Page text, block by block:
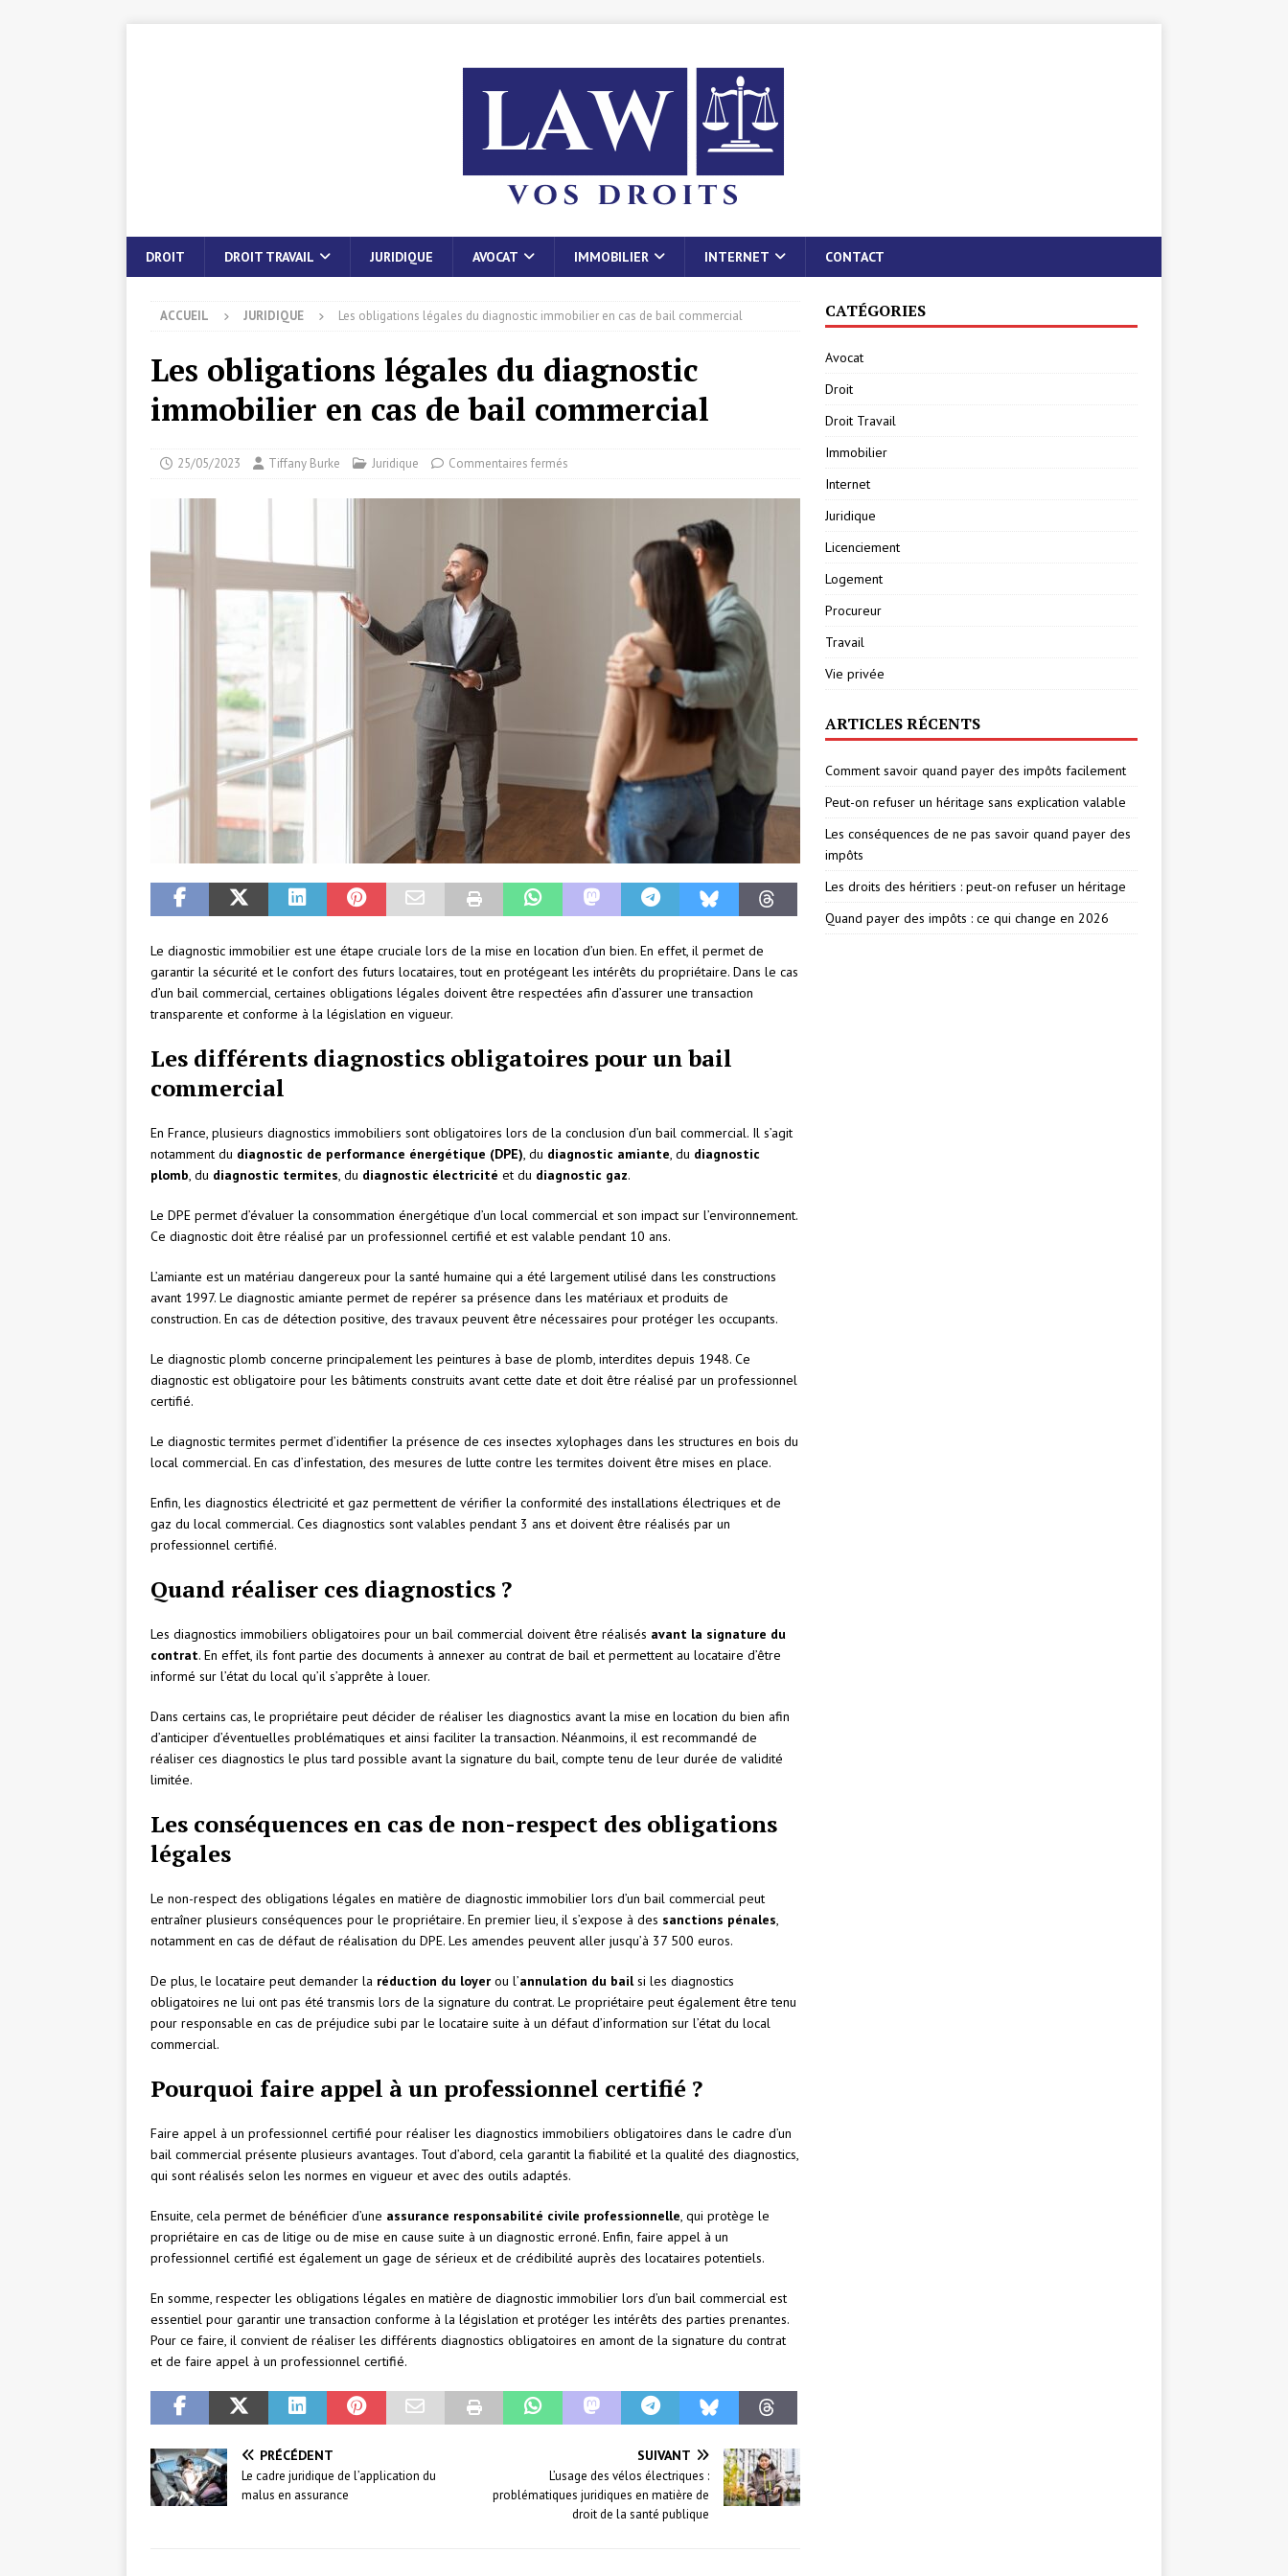
DROIT DROIT TRAVAIL JURIDIQUE AVOCAT IMMOBILIER INTERNET CONTACT
ACCUEIL JURIDIQUE Les obligations légales du diagnostic immobilier en cas de bail commercial
Les obligations légales du diagnostic
immobilier en cas de bail commercial
25/05/2023 Tiffany Burke Juridique Commentaires fermés
Le diagnostic immobilier est une étape cruciale lors de la mise en location d’un bien. En effet, il permet de
garantir la sécurité et le confort des futurs locataires, tout en protégeant les intérêts du propriétaire. Dans le cas
d’un bail commercial, certaines obligations légales doivent être respectées afin d’assurer une transaction
transparente et conforme à la législation en vigueur.
Les différents diagnostics obligatoires pour un bail
commercial
En France, plusieurs diagnostics immobiliers sont obligatoires lors de la conclusion d’un bail commercial. Il s’agit
notamment du diagnostic de performance énergétique (DPE), du diagnostic amiante, du diagnostic
plomb, du diagnostic termites, du diagnostic électricité et du diagnostic gaz.
Le DPE permet d’évaluer la consommation énergétique d’un local commercial et son impact sur l’environnement.
Ce diagnostic doit être réalisé par un professionnel certifié et est valable pendant 10 ans.
L’amiante est un matériau dangereux pour la santé humaine qui a été largement utilisé dans les constructions
avant 1997. Le diagnostic amiante permet de repérer sa présence dans les matériaux et produits de
construction. En cas de détection positive, des travaux peuvent être nécessaires pour protéger les occupants.
Le diagnostic plomb concerne principalement les peintures à base de plomb, interdites depuis 1948. Ce
diagnostic est obligatoire pour les bâtiments construits avant cette date et doit être réalisé par un professionnel
certifié.
Le diagnostic termites permet d’identifier la présence de ces insectes xylophages dans les structures en bois du
local commercial. En cas d’infestation, des mesures de lutte contre les termites doivent être mises en place.
Enfin, les diagnostics électricité et gaz permettent de vérifier la conformité des installations électriques et de
gaz du local commercial. Ces diagnostics sont valables pendant 3 ans et doivent être réalisés par un
professionnel certifié.
Quand réaliser ces diagnostics ?
Les diagnostics immobiliers obligatoires pour un bail commercial doivent être réalisés avant la signature du
contrat. En effet, ils font partie des documents à annexer au contrat de bail et permettent au locataire d’être
informé sur l’état du local qu’il s’apprête à louer.
Dans certains cas, le propriétaire peut décider de réaliser les diagnostics avant la mise en location du bien afin
d’anticiper d’éventuelles problématiques et ainsi faciliter la transaction. Néanmoins, il est recommandé de
réaliser ces diagnostics le plus tard possible avant la signature du bail, compte tenu de leur durée de validité
limitée.
Les conséquences en cas de non-respect des obligations
légales
Le non-respect des obligations légales en matière de diagnostic immobilier lors d’un bail commercial peut
entraîner plusieurs conséquences pour le propriétaire. En premier lieu, il s’expose à des sanctions pénales,
notamment en cas de défaut de réalisation du DPE. Les amendes peuvent aller jusqu’à 37 500 euros.
De plus, le locataire peut demander la réduction du loyer ou l’annulation du bailsi les diagnostics
obligatoires ne lui ont pas été transmis lors de la signature du contrat. Le propriétaire peut également être tenu
pour responsable en cas de préjudice subi par le locataire suite à un défaut d’information sur l’état du local
commercial.
Pourquoi faire appel à un professionnel certifié ?
Faire appel à un professionnel certifié pour réaliser les diagnostics immobiliers obligatoires dans le cadre d’un
bail commercial présente plusieurs avantages. Tout d’abord, cela garantit la fiabilité et la qualité des diagnostics,
qui sont réalisés selon les normes en vigueur et avec des outils adaptés.
Ensuite, cela permet de bénéficier d’une assurance responsabilité civile professionnelle, qui protège le
propriétaire en cas de litige ou de mise en cause suite à un diagnostic erroné. Enfin, faire appel à un
professionnel certifié est également un gage de sérieux et de crédibilité auprès des locataires potentiels.
En somme, respecter les obligations légales en matière de diagnostic immobilier lors d’un bail commercial est
essentiel pour garantir une transaction conforme à la législation et protéger les intérêts des parties prenantes.
Pour ce faire, il convient de réaliser les différents diagnostics obligatoires en amont de la signature du contrat
et de faire appel à un professionnel certifié.
PRÉCÉDENT
Le cadre juridique de l’application du
malus en assurance
SUIVANT
L’usage des vélos électriques :
problématiques juridiques en matière de
droit de la santé publique
CATÉGORIES
Avocat
Droit
Droit Travail
Immobilier
Internet
Juridique
Licenciement
Logement
Procureur
Travail
Vie privée
ARTICLES RÉCENTS
Comment savoir quand payer des impôts facilement
Peut-on refuser un héritage sans explication valable
Les conséquences de ne pas savoir quand payer des
impôts
Les droits des héritiers : peut-on refuser un héritage
Quand payer des impôts : ce qui change en 2026